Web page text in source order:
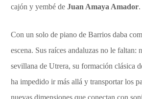
cajón y yembé deJuan Amaya Amador.
Con un solo de piano de Barrios daba
escena. Sus raíces andaluzas no le faltan:
sevillana de Utrera, su formación clásica
ha impedido ir más allá y transportar los
nuevas dimensiones que conectan con